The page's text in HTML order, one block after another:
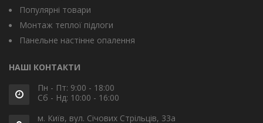
Популярні товари
Монтаж теплої підлоги
Панельне настінне опалення
НАШІ КОНТАКТИ
Пн - Пт: 9:00 - 18:00
Сб - Нд: 10:00 - 16:00
м. Київ, вул. Січових Стрільців, 33а